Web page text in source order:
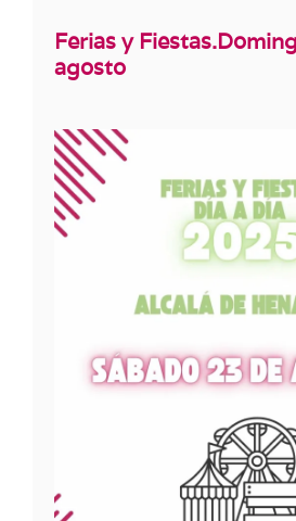
Ferias y
agosto